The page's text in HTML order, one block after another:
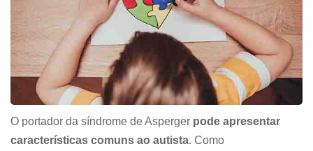
O portador da síndrome de Asperger pode apresentar
características comuns ao autista. Como